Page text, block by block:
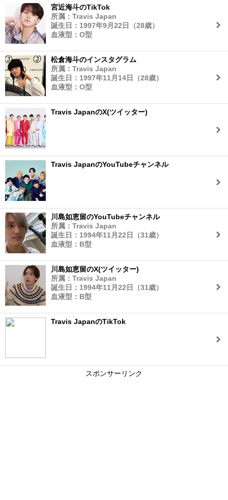
宮近海斗のTikTok
所属：Travis Japan
誕生日：1997年9月22日（28歳）
血液型：O型
松倉海斗のインスタグラム
所属：Travis Japan
誕生日：1997年11月14日（28歳）
血液型：O型
Travis JapanのX(ツイッター)
Travis JapanのYouTubeチャンネル
川島如恵留のYouTubeチャンネル
所属：Travis Japan
誕生日：1994年11月22日（31歳）
血液型：B型
川島如恵留のX(ツイッター)
所属：Travis Japan
誕生日：1994年11月22日（31歳）
血液型：B型
Travis JapanのTikTok
スポンサーリンク